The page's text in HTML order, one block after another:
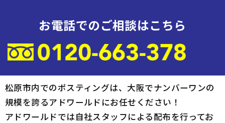
お電話でのご相談はこちら
松原市内でのポスティングは、大阪でナンバーワンの
規模を誇るアドワールドにお任せください！
アドワールドでは自社スタッフによる配布を行ってお